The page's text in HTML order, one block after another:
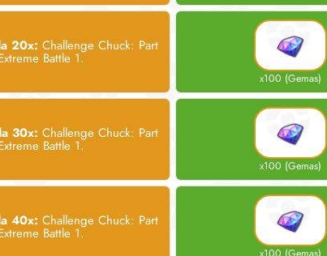
20x: Challenge Chuck: Part
Battle 1.
x100 (Gemas)
30x: Challenge Chuck: Part
Battle 1.
x100 (Gemas)
40x: Challenge Chuck: Part
Battle 1.